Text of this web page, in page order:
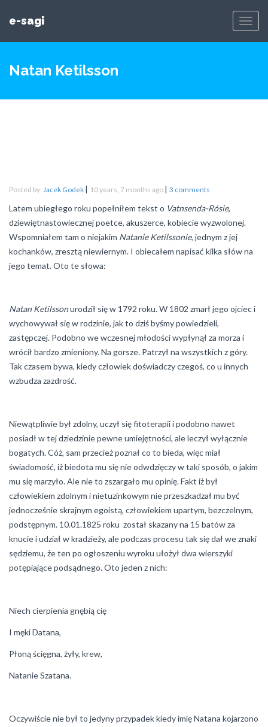
e-sagi
Natan Ketilsson
Posted by: Jacek Godek | 10 years, 7 months ago | 3 comments
Latem ubiegłego roku popełniłem tekst o Vatnsenda-Rósie,
dziewiętnastowiecznej poetce, akuszerce, kobiecie wyzwolonej.
Wspomniałem tam o niejakim Natanie Ketilssonie, jednym z jej
kochanków, zresztą niewiernym. I obiecałem napisać kilka słów na
jego temat. Oto te słowa:
Natan Ketilssonurodził się w 1792 roku. W 1802 zmarł jego ojciec i
wychowywał się w rodzinie, jak to dziś byśmy powiedzieli,
zastępczej. Podobno we wczesnej młodości wypłynął za morza i
wrócił bardzo zmieniony. Na gorsze. Patrzył na wszystkich z góry.
Tak czasem bywa, kiedy człowiek doświadczy czegoś, co u innych
wzbudza zazdrość.
Niewątpliwie był zdolny, uczył się fitoterapii i podobno nawet
posiadł w tej dziedzinie pewne umiejętności, ale leczył wyłącznie
bogatych. Cóż, sam przecież poznał co to bieda, więc miał
świadomość, iż biedota mu się nie odwdzięczy w taki sposób, o jakim
mu się marzyło. Ale nie to zszargało mu opinię. Fakt iż był
człowiekiem zdolnym i nietuzinkowym nie przeszkadzał mu być
jednocześnie skrajnym egoistą, człowiekiem upartym, bezczelnym,
podstępnym. 10.01.1825 roku został skazany na 15 batów za
knucie i udział w kradzieży, ale podczas procesu tak się dał we znaki
sędziemu, że ten po ogłoszeniu wyroku ułożył dwa wierszyki
potępiające podsądnego. Oto jeden z nich:
Niech cierpienia gnębią cię
I męki Datana,
Płoną ścięgna, żyły, krew,
Natanie Szatana.
Oczywiście nie był to jedyny przypadek kiedy imię Natana kojarzono